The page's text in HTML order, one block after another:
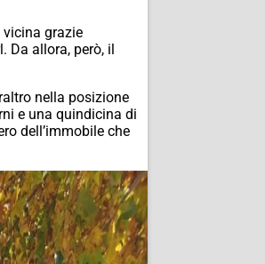
vicina grazie
Da allora, però, il
nella posizione
e una quindicina di
dell’immobile che